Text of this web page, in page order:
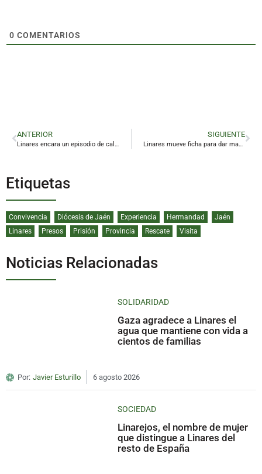
0 COMENTARIOS
ANTERIOR
Linares encara un episodio de calor intenso a las puertas del verano
SIGUIENTE
Linares mueve ficha para dar mayor proyección a su Concurso Nacional de Tarantas
Etiquetas
Convivencia Diócesis de Jaén Experiencia Hermandad
Jaén
Linares
Presos Prisión Provincia Rescate Visita
Noticias Relacionadas
SOLIDARIDAD
Gaza agradece a Linares el
agua que mantiene con vida a
cientos de familias
Por: Javier Esturillo 6 agosto 2026
SOCIEDAD
Linarejos, el nombre de mujer
que distingue a Linares del
resto de España